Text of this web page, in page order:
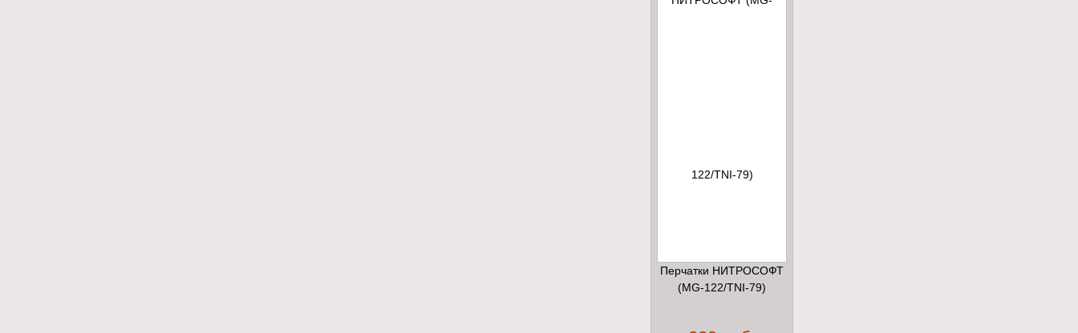
Перчатки НИТРОСОФТ
(MG-122/TNI-79)